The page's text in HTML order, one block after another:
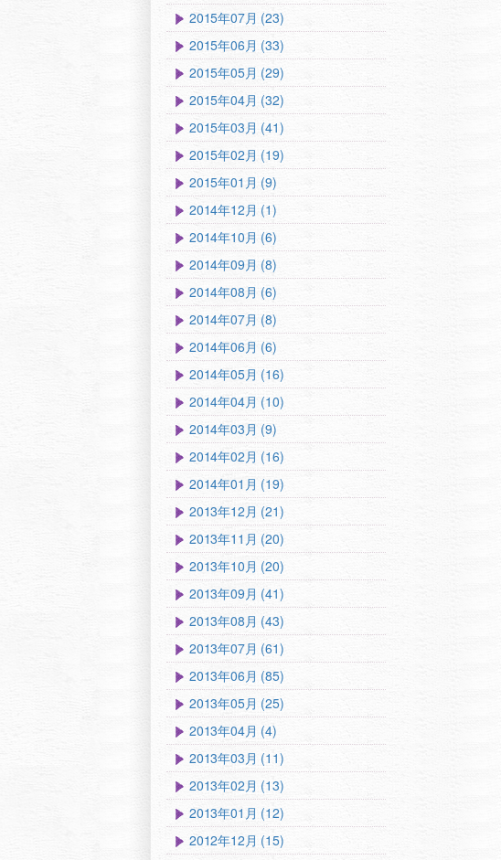
2015年07月 (23)
2015年06月 (33)
2015年05月 (29)
2015年04月 (32)
2015年03月 (41)
2015年02月 (19)
2015年01月 (9)
2014年12月 (1)
2014年10月 (6)
2014年09月 (8)
2014年08月 (6)
2014年07月 (8)
2014年06月 (6)
2014年05月 (16)
2014年04月 (10)
2014年03月 (9)
2014年02月 (16)
2014年01月 (19)
2013年12月 (21)
2013年11月 (20)
2013年10月 (20)
2013年09月 (41)
2013年08月 (43)
2013年07月 (61)
2013年06月 (85)
2013年05月 (25)
2013年04月 (4)
2013年03月 (11)
2013年02月 (13)
2013年01月 (12)
2012年12月 (15)